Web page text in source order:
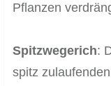
Pflanzen
Spitzwegerich:
spitz